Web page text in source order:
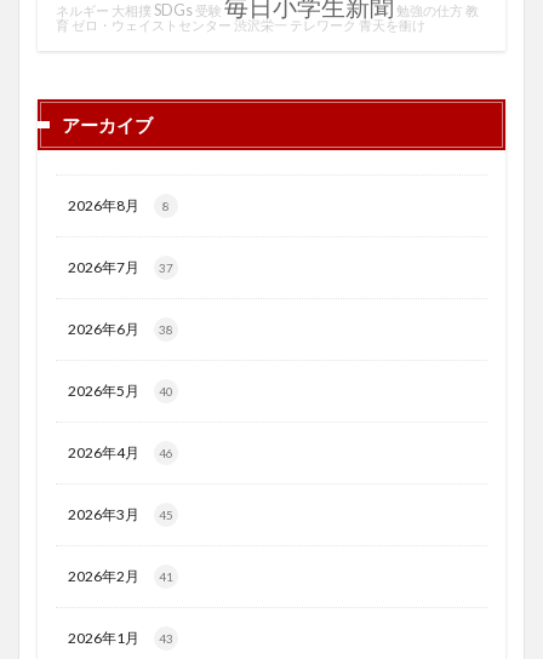
ネルギー 大相撲 SDGs 受験 毎日小学生新聞 勉強の仕方 教
育 ゼロ・ウェイストセンター 渋沢栄一 テレワーク 青天を衝け
アーカイブ
2026年8月 8
2026年7月 37
2026年6月 38
2026年5月 40
2026年4月 46
2026年3月 45
2026年2月 41
2026年1月 43